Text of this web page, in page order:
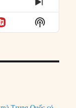
NEXT
Show
Podcast